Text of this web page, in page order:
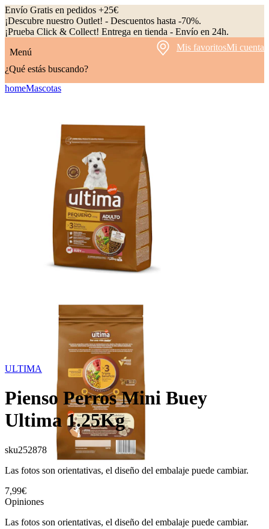
Envío Gratis en pedidos +25€
¡Descubre nuestro Outlet! - Descuentos hasta -70%.
¡Prueba Click & Collect! Entrega en tienda - Envío en 24h.
Menú
Mis favoritosMi cuenta
¿Qué estás buscando?
homeMascotas
ULTIMA
Pienso Perros Mini Buey
Ultima 1.25Kg
sku252878
Las fotos son orientativas, el diseño del embalaje puede cambiar.
7,99€
Opiniones
Las fotos son orientativas, el diseño del embalaje puede cambiar.